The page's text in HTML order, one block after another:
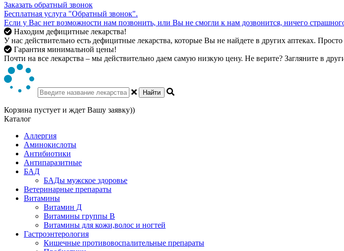
Заказать обратный звонок
Бесплатная услуга "Обратный звонок".
Если у Вас нет возможности нам позвонить, или Вы не смогли к нам дозвонится, ничего
Находим дефицитные лекарства!
У нас действительно есть дефицитные лекарства, которые Вы не найдете в других аптеках.
Гарантия минимальной цены!
Почти на все лекарства – мы действительно даем самую низкую цену. Не верите? Загляните в
Найти
Корзина пустует и ждет Вашу заявку))
Каталог
Аллергия
Аминокислоты
Антибиотики
Антипаразитные
БАД
БАДы мужское здоровье
Ветеринарные препараты
Витамины
Витамин Д
Витамины группы В
Витамины для кожи,волос и ногтей
Гастроэнтерология
Кишечные противовоспалительные препараты